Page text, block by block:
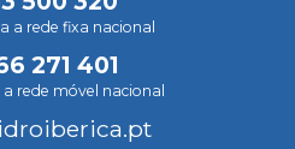
a rede fixa nacional
271 401
rede móvel nacional